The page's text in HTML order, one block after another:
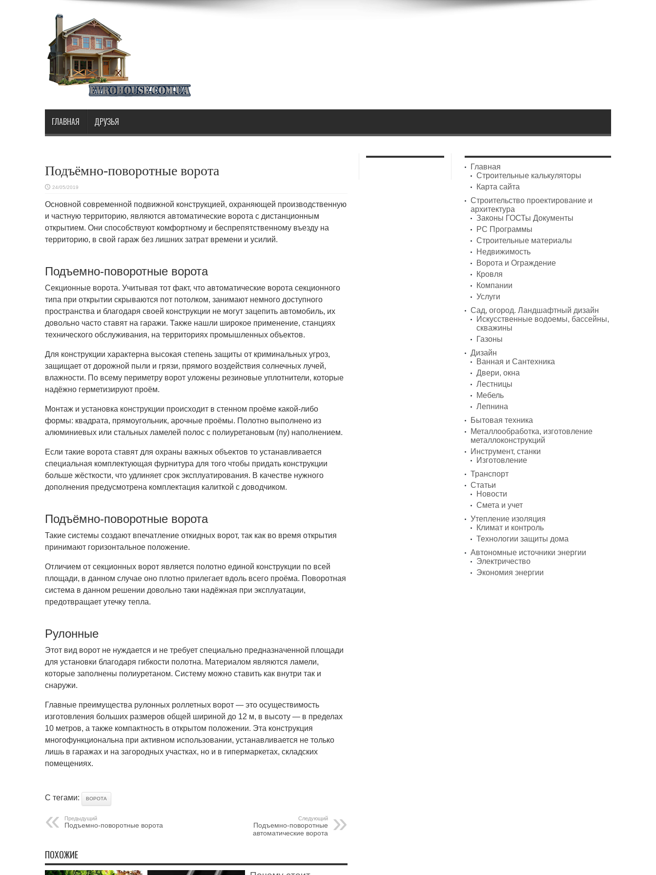
ГЛАВНАЯ ДРУЗЬЯ
Подъёмно-поворотные ворота
24/05/2019
Основной современной подвижной конструкцией, охраняющей производственную
и частную территорию, являются автоматические ворота с дистанционным
открытием. Они способствуют комфортному и беспрепятственному въезду на
территорию, в свой гараж без лишних затрат времени и усилий.
Подъемно-поворотные ворота
Секционные ворота. Учитывая тот факт, что автоматические ворота секционного
типа при открытии скрываются пот потолком, занимают немного доступного
пространства и благодаря своей конструкции не могут зацепить автомобиль, их
довольно часто ставят на гаражи. Также нашли широкое применение, станциях
технического обслуживания, на территориях промышленных объектов.
Для конструкции характерна высокая степень защиты от криминальных угроз,
защищает от дорожной пыли и грязи, прямого воздействия солнечных лучей,
влажности. По всему периметру ворот уложены резиновые уплотнители, которые
надёжно герметизируют проём.
Монтаж и установка конструкции происходит в стенном проёме какой-либо
формы: квадрата, прямоугольник, арочные проёмы. Полотно выполнено из
алюминиевых или стальных ламелей полос с полиуретановым (пу) наполнением.
Если такие ворота ставят для охраны важных объектов то устанавливается
специальная комплектующая фурнитура для того чтобы придать конструкции
больше жёсткости, что удлиняет срок эксплуатирования. В качестве нужного
дополнения предусмотрена комплектация калиткой с доводчиком.
Подъёмно-поворотные ворота
Такие системы создают впечатление откидных ворот, так как во время открытия
принимают горизонтальное положение.
Отличием от секционных ворот является полотно единой конструкции по всей
площади, в данном случае оно плотно прилегает вдоль всего проёма. Поворотная
система в данном решении довольно таки надёжная при эксплуатации,
предотвращает утечку тепла.
Рулонные
Этот вид ворот не нуждается и не требует специально предназначенной площади
для установки благодаря гибкости полотна. Материалом являются ламели,
которые заполнены полиуретаном. Систему можно ставить как внутри так и
снаружи.
Главные преимущества рулонных роллетных ворот — это осуществимость
изготовления больших размеров общей шириной до 12 м, в высоту — в пределах
10 метров, а также компактность в открытом положении. Эта конструкция
многофункциональна при активном использовании, устанавливается не только
лишь в гаражах и на загородных участках, но и в гипермаркетах, складских
помещениях.
С тегами: ВОРОТА
Предыдущий
Подъемно-поворотные ворота
Следующий
Подъемно-поворотные
автоматические ворота
ПОХОЖИЕ
Главная
Строительные калькуляторы
Карта сайта
Строительство проектирование и
архитектура
Законы ГОСТы Документы
PC Программы
Строительные материалы
Недвижимость
Ворота и Ограждение
Кровля
Компании
Услуги
Сад, огород. Ландшафтный дизайн
Искусственные водоемы, бассейны,
скважины
Газоны
Дизайн
Ванная и Сантехника
Двери, окна
Лестницы
Мебель
Лепнина
Бытовая техника
Металлообработка, изготовление
металлоконструкций
Инструмент, станки
Изготовление
Транспорт
Статьи
Новости
Смета и учет
Утепление изоляция
Климат и контроль
Технологии защиты дома
Автономные источники энергии
Электричество
Экономия энергии